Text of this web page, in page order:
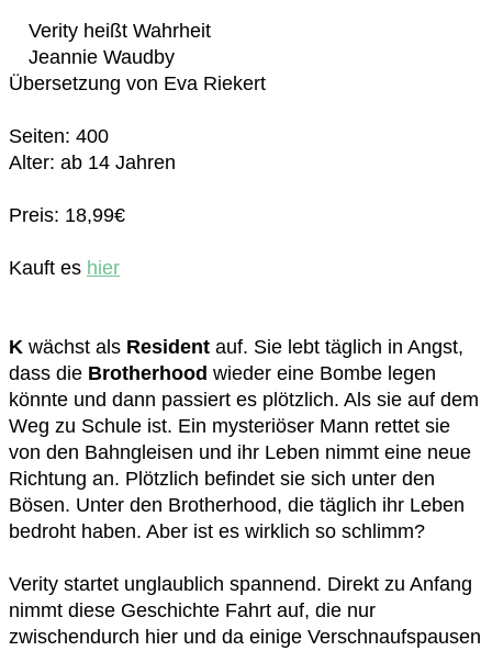
heißt
Wahrheit
–
Waudby
Verity heißt Wahrheit
Jeannie Waudby
Übersetzung von Eva Riekert
Seiten: 400
Alter: ab 14 Jahren
Preis: 18,99€
Kauft es hier
K wächst als Resident auf. Sie lebt täglich in Angst,
dass die Brotherhood wieder eine Bombe legen
könnte und dann passiert es plötzlich. Als sie auf dem
Weg zu Schule ist. Ein mysteriöser Mann rettet sie
von den Bahngleisen und ihr Leben nimmt eine neue
Richtung an. Plötzlich befindet sie sich unter den
Bösen. Unter den Brotherhood, die täglich ihr Leben
bedroht haben. Aber ist es wirklich so schlimm?
Verity startet unglaublich spannend. Direkt zu Anfang
nimmt diese Geschichte Fahrt auf, die nur
zwischendurch hier und da einige Verschnaufspausen